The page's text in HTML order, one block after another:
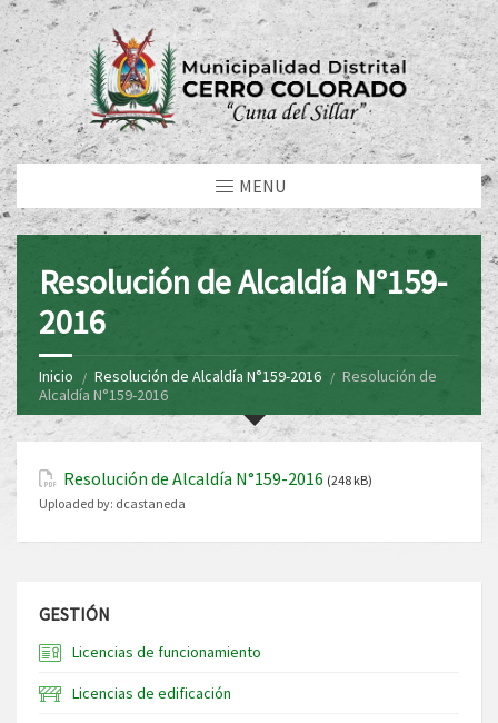
MENU
Resolución de Alcaldía N°159-
2016
Inicio Resolución de Alcaldía N°159-2016
Resolución de
Alcaldía N°159-2016
Resolución de Alcaldía N°159-2016 (248 kB)
Uploaded by: dcastaneda
GESTIÓN
Licencias de funcionamiento
Licencias de edificación